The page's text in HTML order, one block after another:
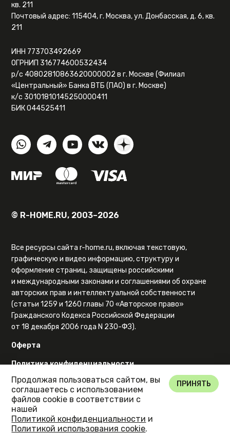
кв. 211
Почтовый адрес: 115404, г. Москва, ул. Донбасская, д. 6, кв.
211
ИНН 773703492669
ОГРНИП 316774600532434
р/с 40802810863620000002 в г. Москве (Филиал
«Центральный» Банка ВТБ (ПАО) в г. Москве)
к/с 30101810145250000411
БИК 044525411
© R-HOME.RU, 2003–2026
Все ресурсы сайта r-home.ru, включая текстовую,
графическую и видео информацию, структуру и
оформление страниц, защищены российскими
и международными законами и соглашениями об охране
авторских прав и интеллектуальной собственности
(статьи 1259 и 1260 главы 70 «Авторское право»
Гражданского Кодекса Российской Федерации
от 18 декабря 2006 года N 230-ФЗ).
Оферта
Политика конфиденциальности
Карта сайта
Продолжая пользоваться сайтом, вы
соглашаетесь с использованием
файлов cookie в соответствии с
нашей
Политикой конфиденциальности и
Политикой использования cookie.
ПРИНЯТЬ